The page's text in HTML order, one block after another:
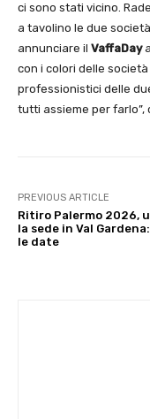
ci sono stati vicino.
a tavolino le due
annunciare il VaffaDay
con i colori delle
professionistici delle
tutti assieme per farlo”,
PREVIOUS ARTICLE
Ritiro Palermo 2026,
la sede in Val
le date